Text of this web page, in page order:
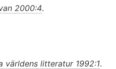
2000:4.
världens litteratur 1992:1.